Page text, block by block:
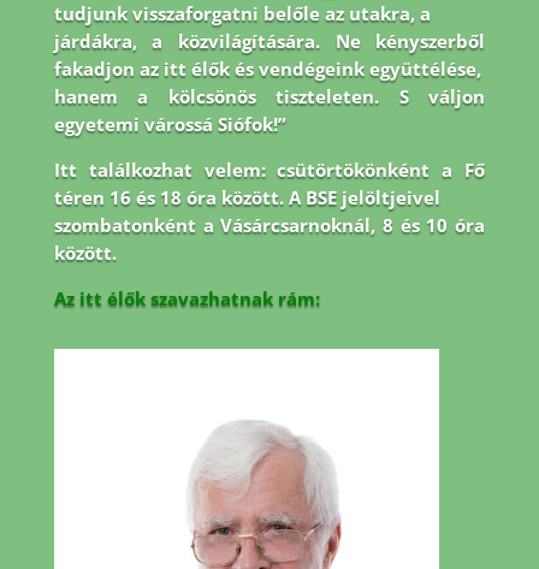
tudjunk visszaforgatni belőle az utakra, a
járdákra, a közvilágítására. Ne kényszerből
fakadjon az itt élők és vendégeink együttélése,
hanem a kölcsönös tiszteleten. S váljon
egyetemi várossá Siófok!”
Itt találkozhat velem: csütörtökönként a Fő
téren 16 és 18 óra között. A BSE jelöltjeivel
szombatonként a Vásárcsarnoknál, 8 és 10 óra
között.
Az itt élők szavazhatnak rám: